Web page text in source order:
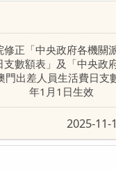
修正「中央政府各機關
支數額表」及「中央政
門出差人員生活費日支
年1月1日生效
2025-11-